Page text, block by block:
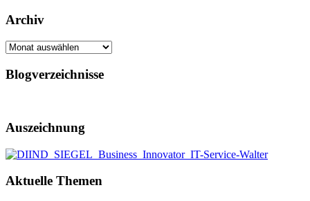
Archiv
Archiv
Blogverzeichnisse
Auszeichnung
Aktuelle Themen